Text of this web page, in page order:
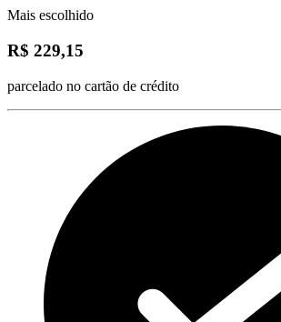
Mais escolhido
R$ 229,15
parcelado no cartão de crédito